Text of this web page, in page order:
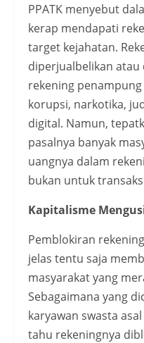
PPATK menyebut
kerap mendapati
target kejahatan.
diperjualbelikan atau
rekening
korupsi, narkotika,
digital. Namun,
pasalnya banyak
uangnya dalam
bukan untuk
Kapitalisme
Pemblokiran
jelas tentu saja
masyarakat yang
Sebagaimana yang
karyawan swasta
tahu rekeningnya